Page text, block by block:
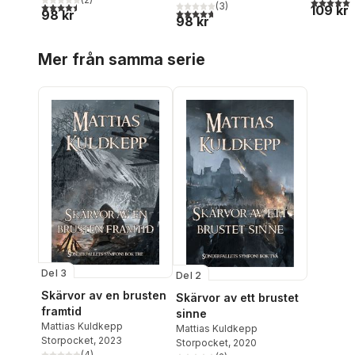
4,5utav 5 stjärnor. Totalt antal röster:
98 kr
4,7utav 5 stjärnor. Totalt antal röster:
(3)
98 kr
109 kr
Mer från samma serie
Del 3
Skärvor av en brusten
framtid
Mattias Kuldkepp
Storpocket, 2023
Del 2
Skärvor av ett brustet
sinne
Mattias Kuldkepp
Storpocket, 2020